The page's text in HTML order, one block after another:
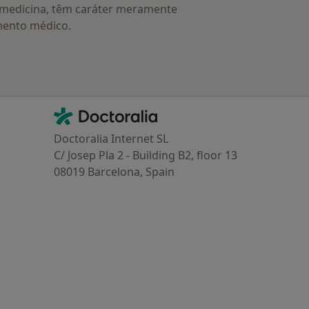
têm caráter meramente
médico.
Contacto
Doctoralia - Homepage
Doctoralia Internet SL
C/ Josep Pla 2 - Building B2, floor 13
08019 Barcelona, Spain